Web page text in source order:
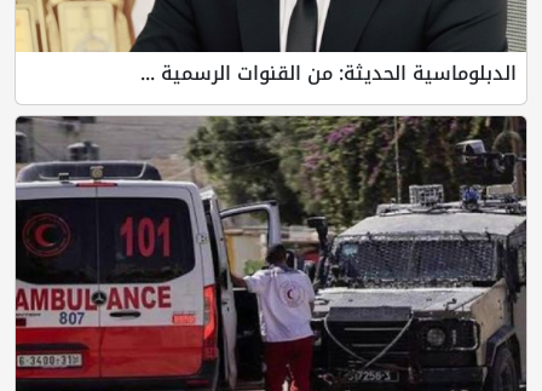
الدبلوماسية الحديثة: من القنوات الرسمية ...